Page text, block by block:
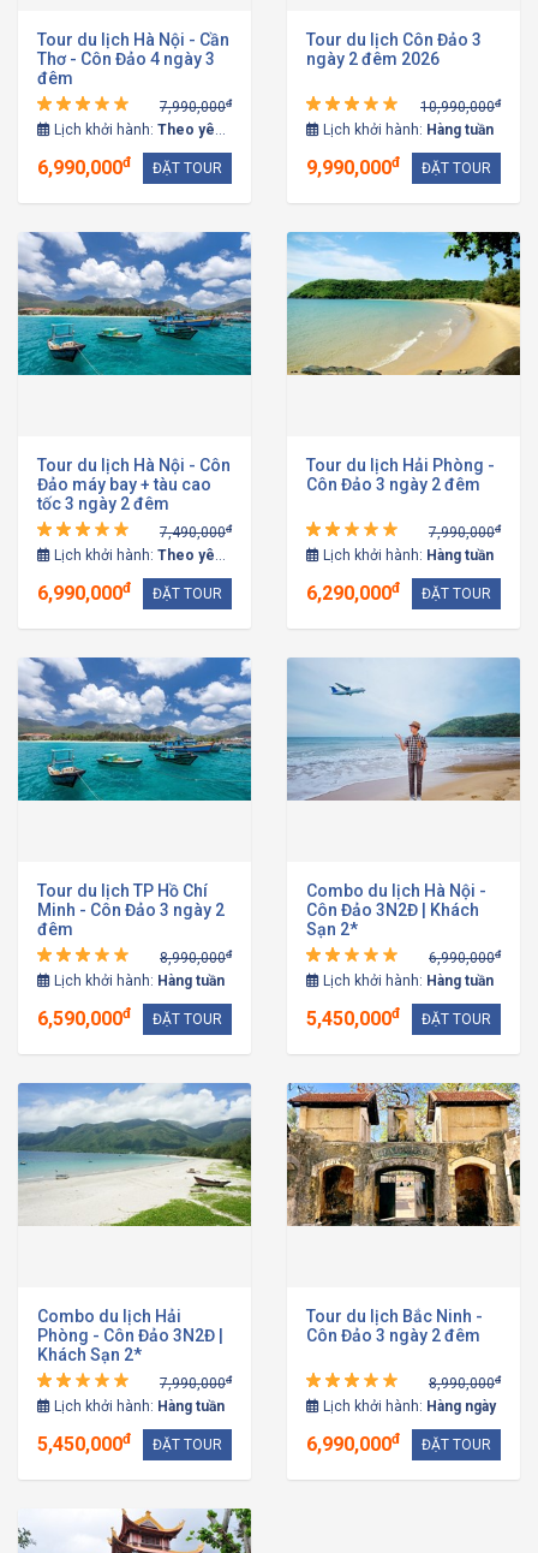
Tour du lịch Hà Nội - Cần
Thơ - Côn Đảo 4 ngày 3
đêm
7,990,000đ
Lịch khởi hành: Theo yêu cầu
6,990,000đ ĐẶT TOUR
Tour du lịch Côn Đảo 3
ngày 2 đêm 2026
10,990,000đ
Lịch khởi hành: Hàng tuần
9,990,000đ ĐẶT TOUR
Tour du lịch Hà Nội - Côn
Đảo máy bay + tàu cao
tốc 3 ngày 2 đêm
7,490,000đ
Lịch khởi hành: Theo yêu cầu
6,990,000đ ĐẶT TOUR
Tour du lịch Hải Phòng -
Côn Đảo 3 ngày 2 đêm
7,990,000đ
Lịch khởi hành: Hàng tuần
6,290,000đ ĐẶT TOUR
Tour du lịch TP Hồ Chí
Minh - Côn Đảo 3 ngày 2
đêm
8,990,000đ
Lịch khởi hành: Hàng tuần
6,590,000đ ĐẶT TOUR
Combo du lịch Hà Nội -
Côn Đảo 3N2Đ | Khách
Sạn 2*
6,990,000đ
Lịch khởi hành: Hàng tuần
5,450,000đ ĐẶT TOUR
Combo du lịch Hải
Phòng - Côn Đảo 3N2Đ |
Khách Sạn 2*
7,990,000đ
Lịch khởi hành: Hàng tuần
5,450,000đ ĐẶT TOUR
Tour du lịch Bắc Ninh -
Côn Đảo 3 ngày 2 đêm
8,990,000đ
Lịch khởi hành: Hàng ngày
6,990,000đ ĐẶT TOUR